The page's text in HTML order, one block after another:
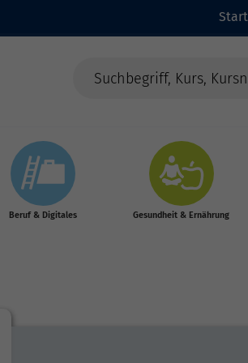
Start
Beruf & Digitales Gesundheit & Ernährung